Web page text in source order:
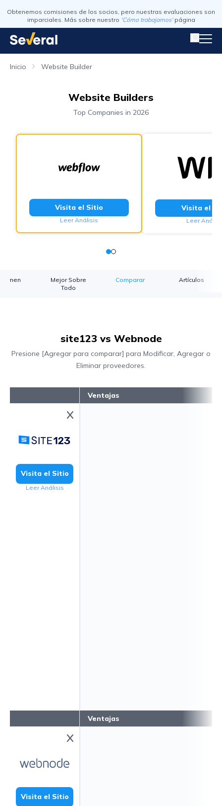
Obtenemos comisiones de los socios, pero nuestras evaluaciones son
imparciales. Más sobre nuestro 'Cómo trabajamos' página
Inicio Website Builder
Website Builders
Top Companies in 2026
Visita el Sitio
Leer Análisis
Visita el
Leer
Mejor Sobre
Todo
Comparar Artículos
site123 vs Webnode
Presione [Agregar para comparar] para Modificar, Agregar o
Eliminar proveedores.
Visita el Sitio
Leer Análisis
Visita el Sitio
Ventajas
Ventajas